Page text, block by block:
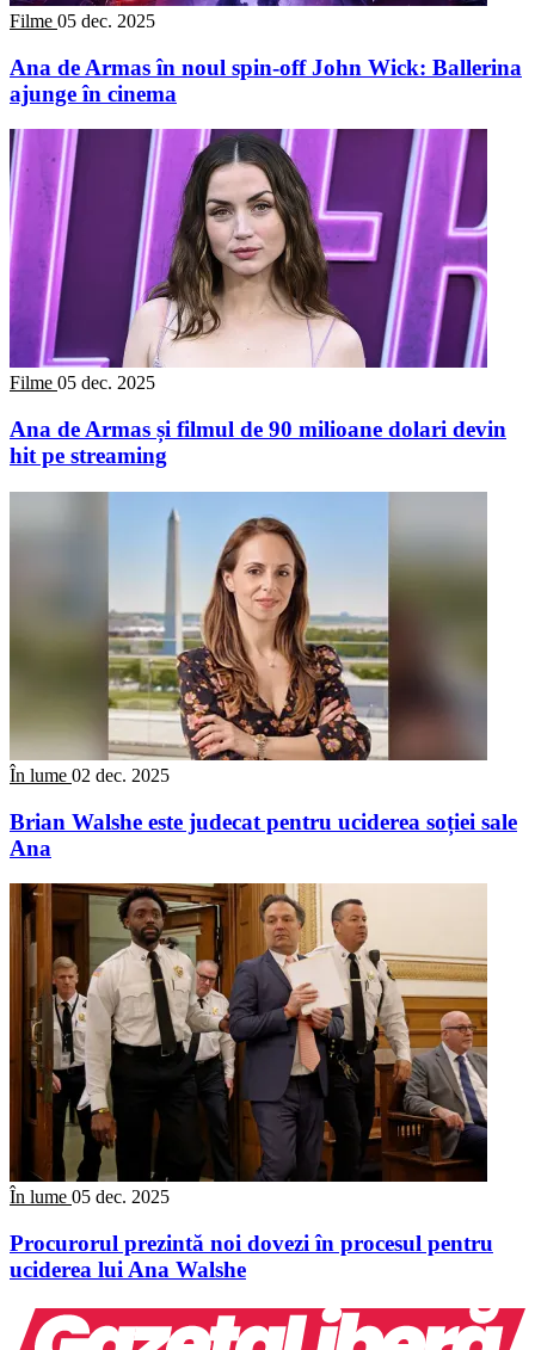
Filme 05 dec. 2025
Ana de Armas în noul spin-off John Wick: Ballerina
ajunge în cinema
Filme 05 dec. 2025
Ana de Armas și filmul de 90 milioane dolari devin
hit pe streaming
În lume 02 dec. 2025
Brian Walshe este judecat pentru uciderea soției sale
Ana
În lume 05 dec. 2025
Procurorul prezintă noi dovezi în procesul pentru
uciderea lui Ana Walshe